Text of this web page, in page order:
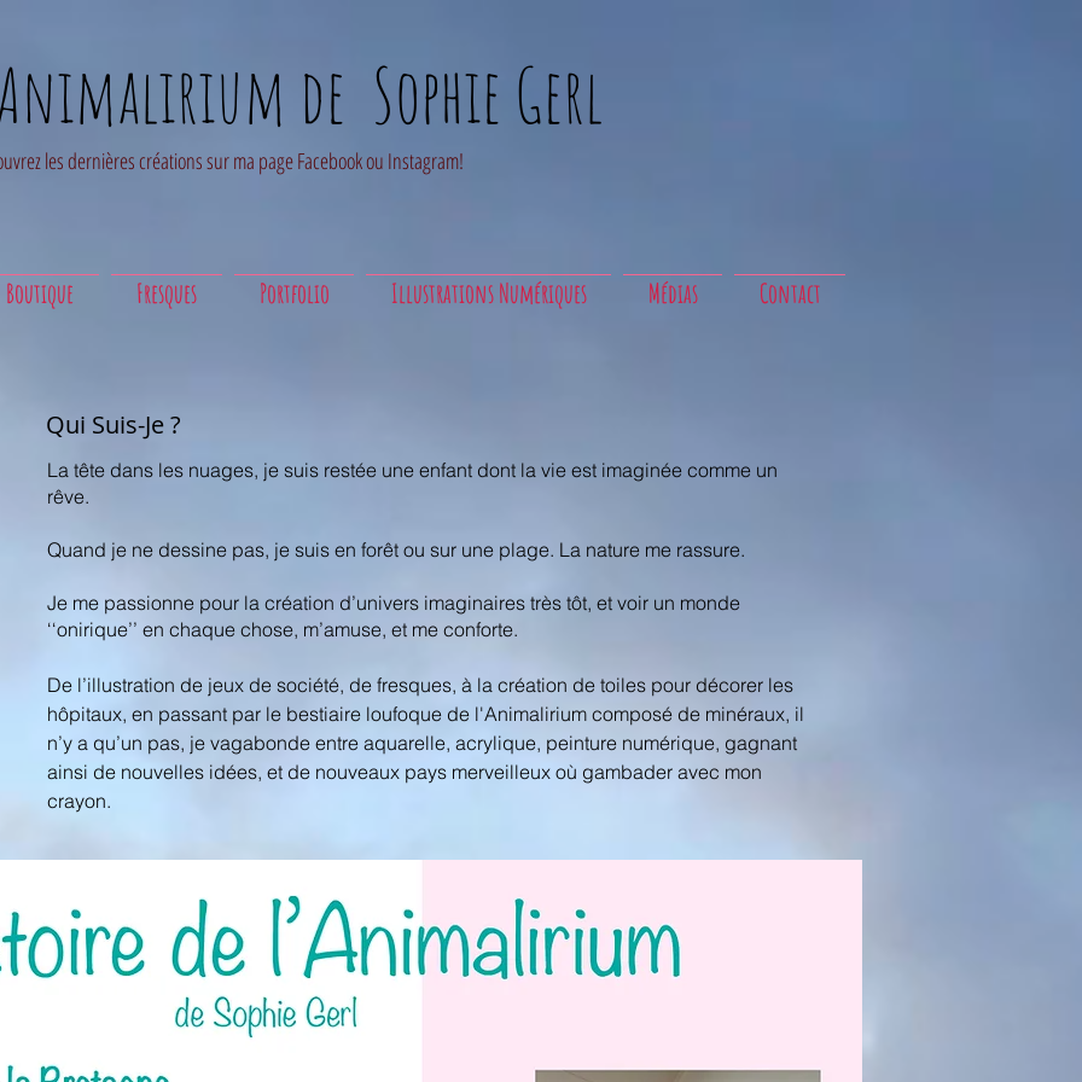
de Sophie Gerl
les dernières créations sur ma page Facebook ou Instagram!
Boutique Fresques Portfolio Illustrations Numériques Médias Contact
Qui Suis-Je ?
La tête dans les nuages, je suis restée une enfant dont la vie est imaginée comme un
rêve.
Quand je ne dessine pas, je suis en forêt ou sur une plage. La nature me rassure.
Je me passionne pour la création d’univers imaginaires très tôt, et voir un monde
‘‘onirique’’ en chaque chose, m’amuse, et me conforte.
De l’illustration de jeux de société, de fresques, à la création de toiles pour décorer les
hôpitaux, en passant par le bestiaire loufoque de l'Animalirium composé de minéraux, il
n’y a qu’un pas, je vagabonde entre aquarelle, acrylique, peinture numérique, gagnant
ainsi de nouvelles idées, et de nouveaux pays merveilleux où gambader avec mon
crayon.